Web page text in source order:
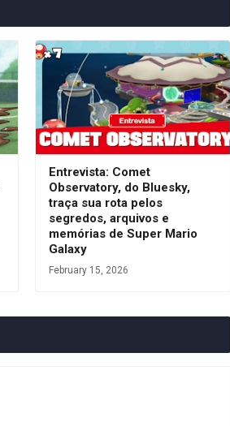
Entrevista: Comet
Observatory, do Bluesky,
traça sua rota pelos
segredos, arquivos e
memórias de Super Mario
Galaxy
February 15, 2026